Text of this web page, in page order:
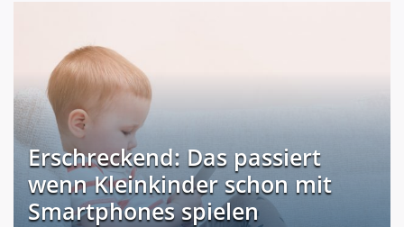
Erschreckend: Das passiert
wenn Kleinkinder schon mit
Smartphones spielen